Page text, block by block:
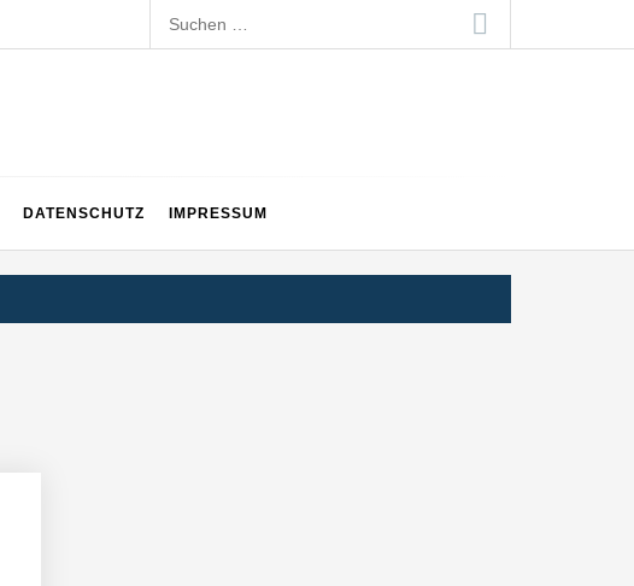
Suchen
nach:
DATENSCHUTZ IMPRESSUM